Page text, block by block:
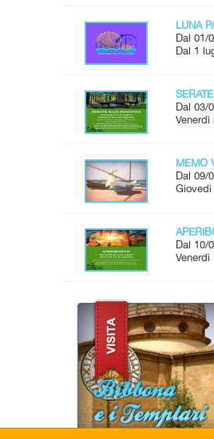
LUNA
Dal 01/
Dal 1
Dal 03/
MEMO
Dal 09/
Dal 10/